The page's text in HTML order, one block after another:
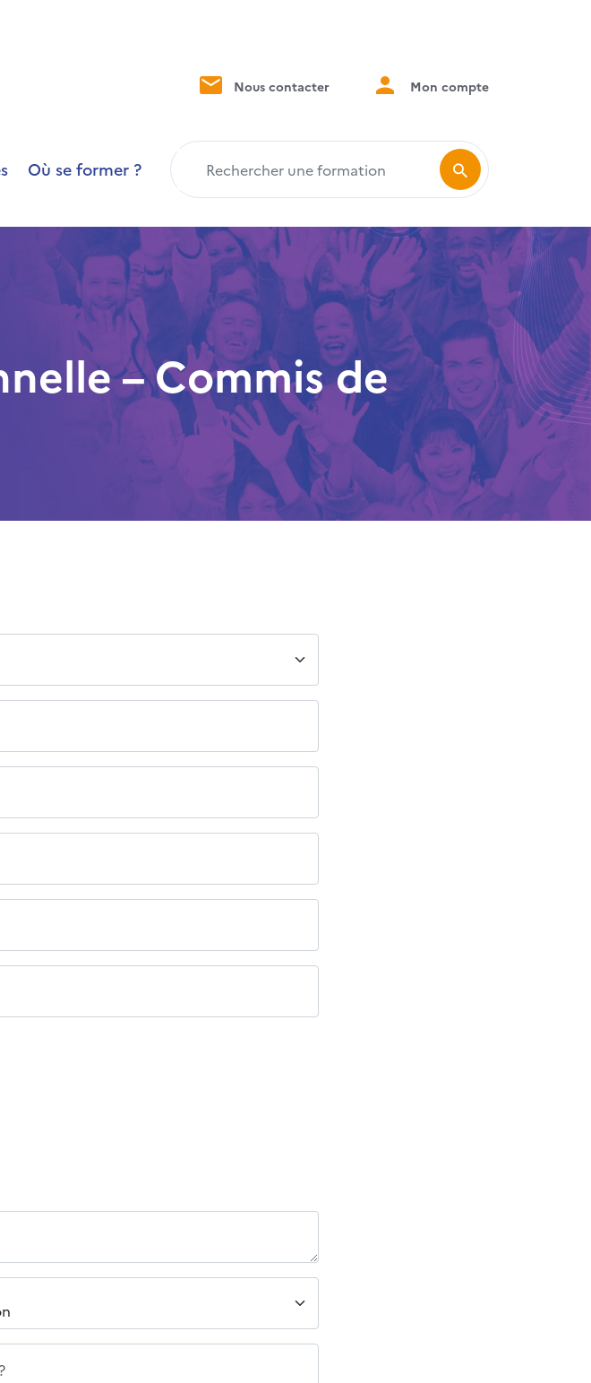
Nous contacter Mon compte
Où se former ?
– Commis de